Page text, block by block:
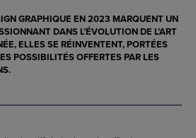
GRAPHIQUE EN 2023 MARQUENT UN
DANS L’ÉVOLUTION DE L’ART
ELLES SE RÉINVENTENT, PORTÉES
POSSIBILITÉS OFFERTES PAR LES